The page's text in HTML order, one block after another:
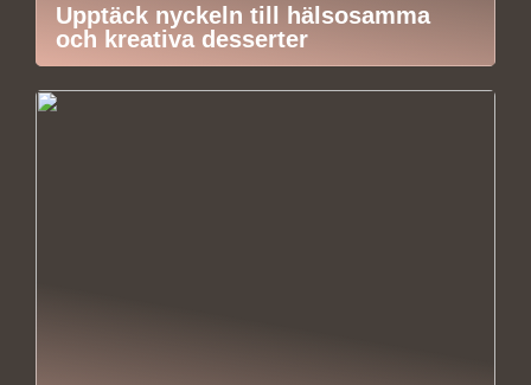
Upptäck nyckeln till hälsosamma
och kreativa desserter